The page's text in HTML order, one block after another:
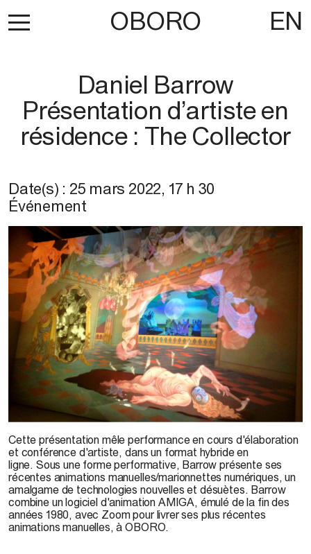
OBORO EN
Daniel Barrow
Présentation d’artiste en
résidence : The Collector
Date(s) : 25 mars 2022, 17 h 30
Événement
Cette présentation mêle performance en cours d'élaboration
et conférence d'artiste, dans un format hybride en
ligne. Sous une forme performative, Barrow présente ses
récentes animations manuelles/marionnettes numériques, un
amalgame de technologies nouvelles et désuètes. Barrow
combine un logiciel d'animation AMIGA, émulé de la fin des
années 1980, avec Zoom pour livrer ses plus récentes
animations manuelles, à OBORO.